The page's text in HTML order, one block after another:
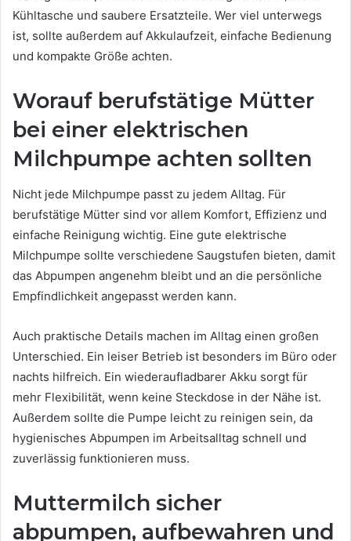
Kühltasche und saubere Ersatzteile. Wer viel unterwegs
ist, sollte außerdem auf Akkulaufzeit, einfache Bedienung
und kompakte Größe achten.
Worauf berufstätige Mütter
bei einer elektrischen
Milchpumpe achten sollten
Nicht jede Milchpumpe passt zu jedem Alltag. Für
berufstätige Mütter sind vor allem Komfort, Effizienz und
einfache Reinigung wichtig. Eine gute elektrische
Milchpumpe sollte verschiedene Saugstufen bieten, damit
das Abpumpen angenehm bleibt und an die persönliche
Empfindlichkeit angepasst werden kann.
Auch praktische Details machen im Alltag einen großen
Unterschied. Ein leiser Betrieb ist besonders im Büro oder
nachts hilfreich. Ein wiederaufladbarer Akku sorgt für
mehr Flexibilität, wenn keine Steckdose in der Nähe ist.
Außerdem sollte die Pumpe leicht zu reinigen sein, da
hygienisches Abpumpen im Arbeitsalltag schnell und
zuverlässig funktionieren muss.
Muttermilch sicher
abpumpen, aufbewahren und